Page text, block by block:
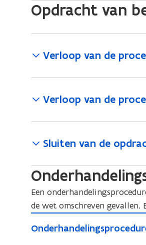
Opdracht van
Verloop van de
Verloop van de
Sluiten van de
Een
de wet omschreven gevallen.
n
O